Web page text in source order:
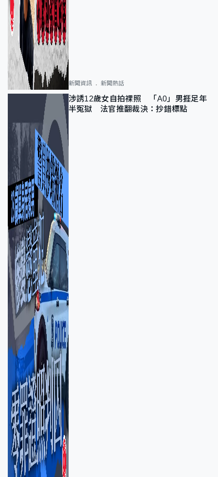
新聞資訊 新聞熱話
涉誘12歲女自拍祼照 「A0」男捱足年
半冤獄 法官推翻裁決：抄錯標點